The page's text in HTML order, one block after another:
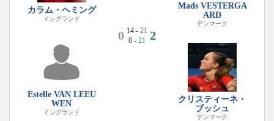
カラム・ヘミング
イングランド
Estelle VAN LEEU
WEN
イングランド
0 14 - 21
8 - 21 2
Mads VESTERGA
ARD
デンマーク
クリスティーネ・
ブッシュ
デンマーク